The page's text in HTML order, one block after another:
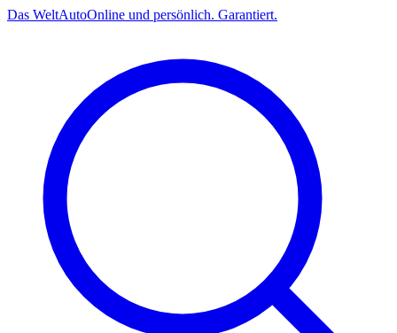
Das WeltAutoOnline und persönlich. Garantiert.